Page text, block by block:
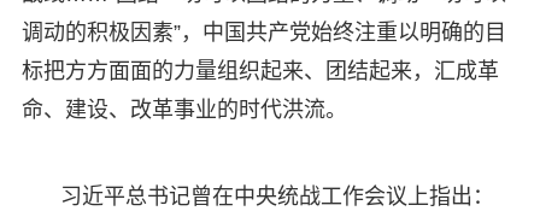
调动的积极因素”，中国共产党始终注重以明确的目
标把方方面面的力量组织起来、团结起来，汇成革
命、建设、改革事业的时代洪流。
习近平总书记曾在中央统战工作会议上指出：